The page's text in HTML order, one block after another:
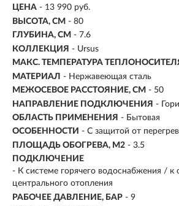
ЦЕНА - 13 990 руб.
ВЫСОТА, СМ - 80
ГЛУБИНА, СМ - 7.6
КОЛЛЕКЦИЯ - Ursus
МАКС. ТЕМПЕРАТУРА
МАТЕРИАЛ - Нержавеющая сталь
МЕЖОСЕВОЕ РАССТОЯНИЕ, СМ - 50
НАПРАВЛЕНИЕ ПОДКЛЮЧЕНИЯ -
ОБЛАСТЬ ПРИМЕНЕНИЯ - Бытовая
ОСОБЕННОСТИ - С защитой от
ПЛОЩАДЬ ОБОГРЕВА, М2 - 3.5
ПОДКЛЮЧЕНИЕ
- К системе горячего водоснабжения / к
центрального отопления
РАБОЧЕЕ ДАВЛЕНИЕ, БАР - 9